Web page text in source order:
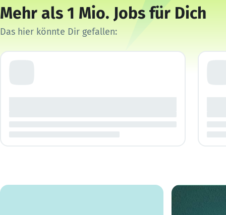
Mehr als 1 Mio. Jobs für Dich
Das hier könnte Dir gefallen: